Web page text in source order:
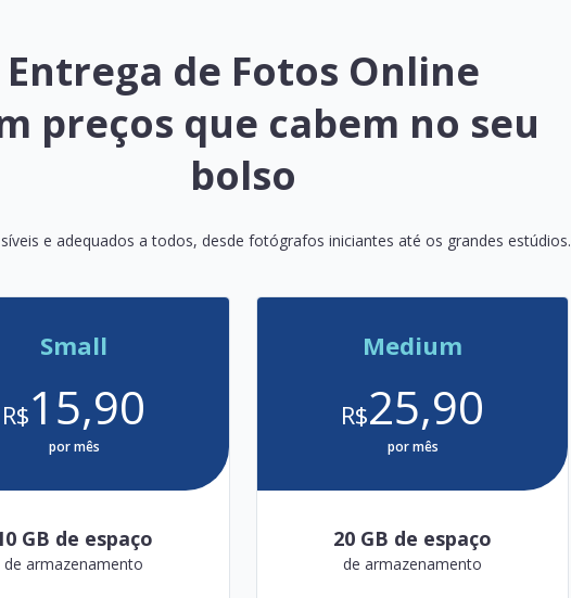
Entrega de Fotos Online
preços que cabem no seu
bolso
e adequados a todos, desde fotógrafos iniciantes até os grandes estúdios.
Small
R$15,90
por mês
GB de espaço
de armazenamento
Medium
R$25,90
por mês
20 GB de espaço
de armazenamento